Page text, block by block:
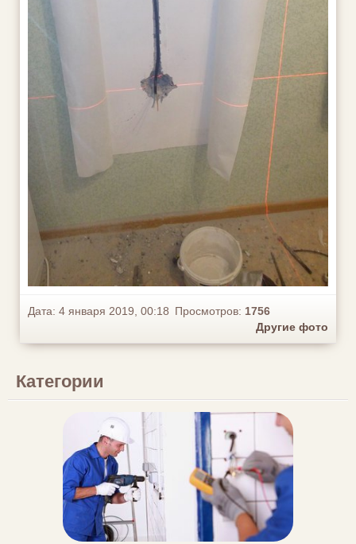
Дата: 4 января 2019, 00:18 Просмотров: 1756
Другие фото
Категории